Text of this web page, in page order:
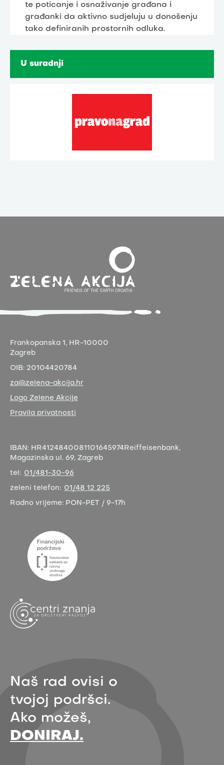
te poticanje i osnaživanje građana i
građanki da aktivno sudjeluju u donošenju
tako definiranih prostornih odluka.
U suradnji
Frankopanska 1, HR-10000
Zagreb
OIB: 20104420784
za@zelena-akcija.hr
Logo Zelene Akcije
Pravila privatnosti
IBAN: HR4124840081101645974 Reiffeisenbank,
Magazinska ul. 69, Zagreb
tel: 01/481-30-96
zeleni telefon: 01/48 12 225
Radno vrijeme: PON-PET / 9-17h
Naš rad ovisi o
tvojoj podršci.
Ako možeš,
DONIRAJ.